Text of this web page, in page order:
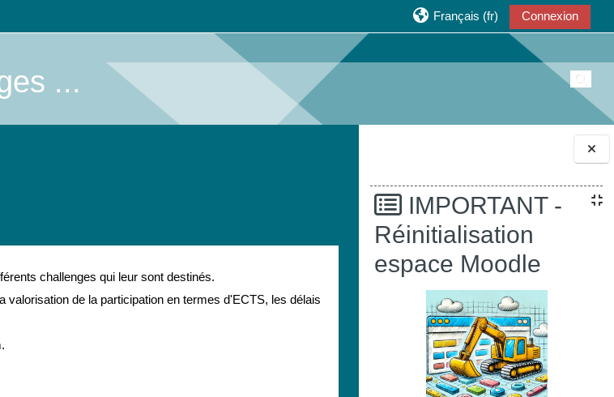
BlocsIMPORTANT -
Réinitialisation
espace Moodle
Français ‎(fr)‎ Connexion
...
challenges qui leur sont destinés.
de la participation en termes d'ECTS, les délais